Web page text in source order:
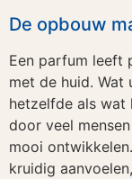
De opbouw
Een parfum leeft
met de huid.
hetzelfde als
door veel
mooi
kruidig